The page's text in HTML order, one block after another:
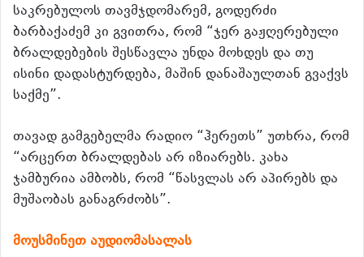
საკრებულოს თავმჯდომარემ, გოდერძი
ბარბაქაძემ კი გვითრა, რომ “ჯერ გაჟღერებული
ბრალდებების შესწავლა უნდა მოხდეს და თუ
ისინი დადასტურდება, მაშინ დანაშაულთან გვაქვს
საქმე”.
თავად გამგებელმა რადიო “ჰერეთს” უთხრა, რომ
“არცერთ ბრალდებას არ იზიარებს. კახა
ჯამბურია ამბობს, რომ “წასვლას არ აპირებს და
მუშაობას განაგრძობს”.
მოუსმინეთ აუდიომასალას